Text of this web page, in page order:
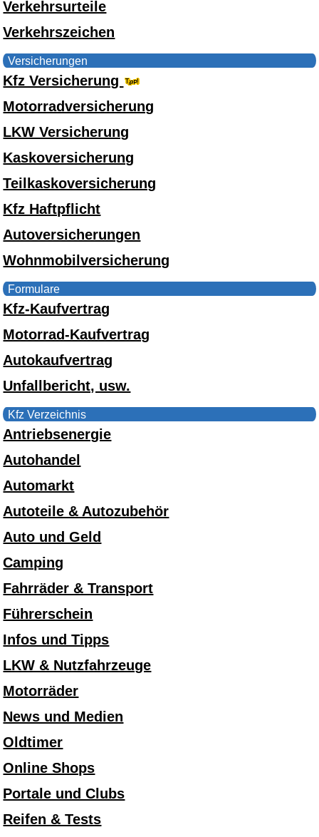
Verkehrsurteile
Verkehrszeichen
Versicherungen
Kfz Versicherung
Motorradversicherung
LKW Versicherung
Kaskoversicherung
Teilkaskoversicherung
Kfz Haftpflicht
Autoversicherungen
Wohnmobilversicherung
Formulare
Kfz-Kaufvertrag
Motorrad-Kaufvertrag
Autokaufvertrag
Unfallbericht, usw.
Kfz Verzeichnis
Antriebsenergie
Autohandel
Automarkt
Autoteile & Autozubehör
Auto und Geld
Camping
Fahrräder & Transport
Führerschein
Infos und Tipps
LKW & Nutzfahrzeuge
Motorräder
News und Medien
Oldtimer
Online Shops
Portale und Clubs
Reifen & Tests